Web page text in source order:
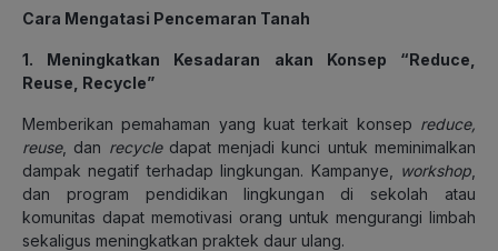
Cara Mengatasi Pencemaran Tanah
1. Meningkatkan Kesadaran akan Konsep “Reduce,
Reuse, Recycle”
Memberikan pemahaman yang kuat terkait konsep reduce,
reuse, dan recycledapat menjadi kunci untuk meminimalkan
dampak negatif terhadap lingkungan. Kampanye,
workshop
dan program pendidikan lingkungan di sekolah atau
komunitas dapat memotivasi orang untuk mengurangi limbah
sekaligus meningkatkan praktek daur ulang.